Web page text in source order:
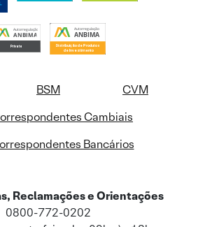
BSM
CVM
Cambiais
Bancários
Reclamações e Orientações
0800-772-0202